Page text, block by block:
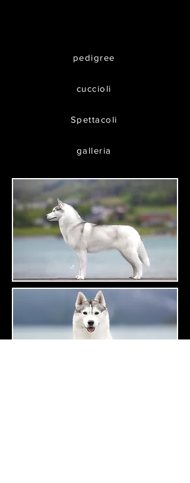
pedigree
cuccioli
Spettacoli
galleria